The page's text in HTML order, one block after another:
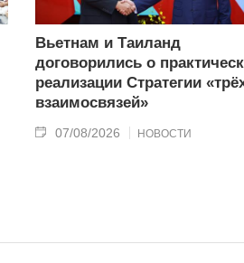
Вьетнам и Таиланд
договорились о
реализации Стратегии
взаимосвязей»
07/08/2026 НОВОСТИ